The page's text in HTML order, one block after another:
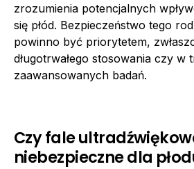
zrozumienia potencjalnych
się płód. Bezpieczeństwo tego
powinno być priorytetem,
długotrwałego stosowania czy w
zaawansowanych badań.
Czy fale
niebezpieczne dla